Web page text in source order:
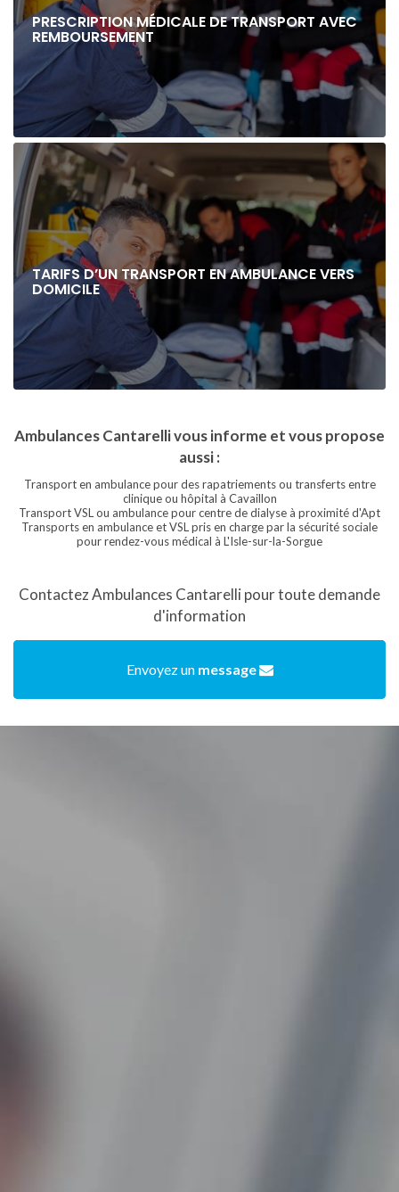
PRESCRIPTION MÉDICALE DE TRANSPORT AVEC
REMBOURSEMENT
TARIFS D’UN TRANSPORT EN AMBULANCE VERS
DOMICILE
Ambulances Cantarelli vous informe et vous propose
aussi :
Transport en ambulance pour des rapatriements ou transferts entre
clinique ou hôpital à Cavaillon
Transport VSL ou ambulance pour centre de dialyse à proximité d'Apt
Transports en ambulance et VSL pris en charge par la sécurité sociale
pour rendez-vous médical à L'Isle-sur-la-Sorgue
Contactez Ambulances Cantarelli pour toute demande
d'information
Envoyez un message